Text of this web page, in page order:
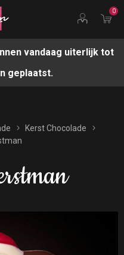
0
vandaag uiterlijk tot
geplaatst.
Kerst Chocolade